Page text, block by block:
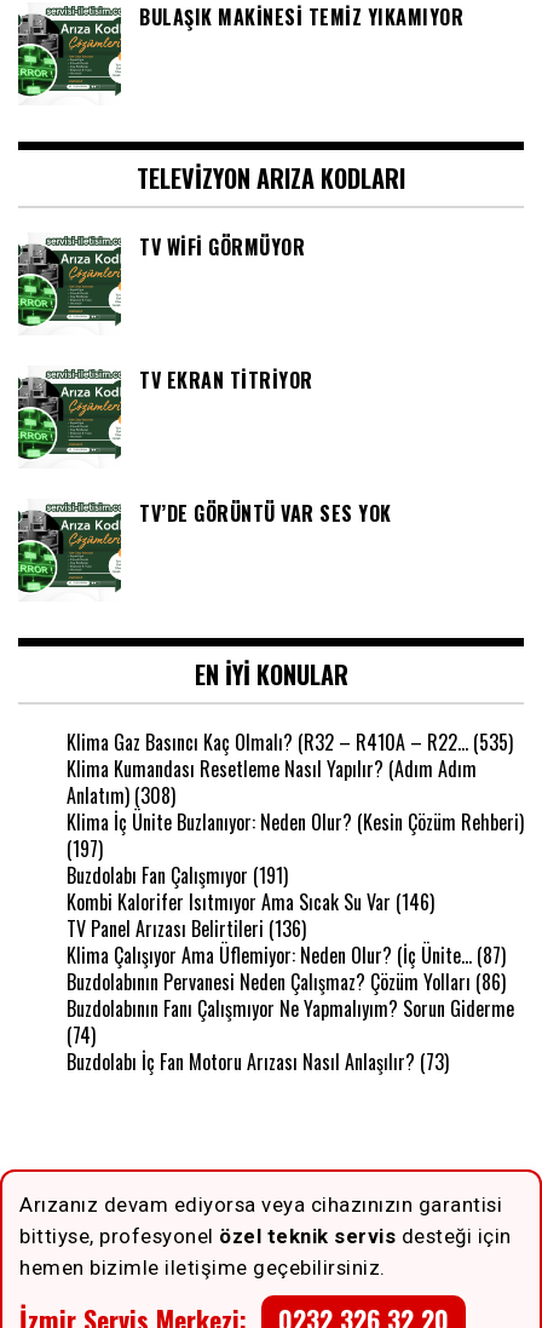
BULAŞIK MAKINESI TEMIZ YIKAMIYOR
TELEVIZYON ARIZA KODLARI
TV WIFI GÖRMÜYOR
TV EKRAN TITRIYOR
TV’DE GÖRÜNTÜ VAR SES YOK
EN IYI KONULAR
Klima Gaz Basıncı Kaç Olmalı? (R32 – R410A – R22… (535)
Klima Kumandası Resetleme Nasıl Yapılır? (Adım Adım
Anlatım) (308)
Klima İç Ünite Buzlanıyor: Neden Olur? (Kesin Çözüm Rehberi)
(197)
Buzdolabı Fan Çalışmıyor (191)
Kombi Kalorifer Isıtmıyor Ama Sıcak Su Var (146)
TV Panel Arızası Belirtileri (136)
Klima Çalışıyor Ama Üflemiyor: Neden Olur? (İç Ünite… (87)
Buzdolabının Pervanesi Neden Çalışmaz? Çözüm Yolları (86)
Buzdolabının Fanı Çalışmıyor Ne Yapmalıyım? Sorun Giderme
(74)
Buzdolabı İç Fan Motoru Arızası Nasıl Anlaşılır? (73)
Arızanız devam ediyorsa veya cihazınızın garantisi
bittiyse, profesyonel özel teknik servis desteği için
hemen bizimle iletişime geçebilirsiniz.
İzmir Servis Merkezi: 0232 326 32 20